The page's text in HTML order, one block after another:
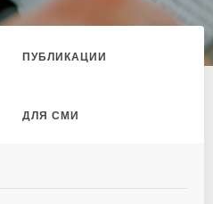
ПУБЛИКАЦИИ
ДЛЯ СМИ